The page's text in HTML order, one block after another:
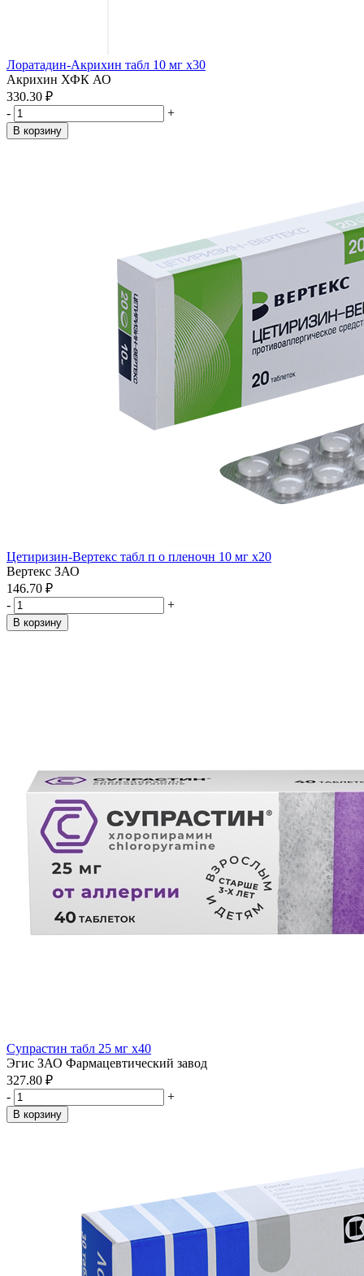
Лоратадин-Акрихин табл 10 мг x30
Акрихин ХФК АО
330.30 ₽
-
+
В корзину
Цетиризин-Вертекс табл п о пленочн 10 мг x20
Вертекс ЗАО
146.70 ₽
-
+
В корзину
Супрастин табл 25 мг x40
Эгис ЗАО Фармацевтический завод
327.80 ₽
-
+
В корзину